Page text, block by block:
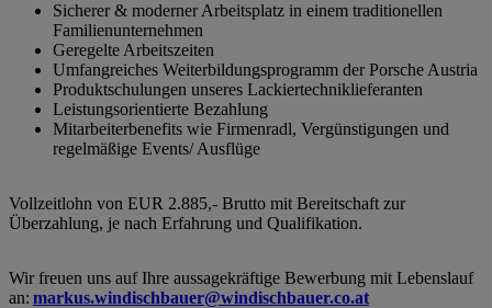
Sicherer & moderner Arbeitsplatz in einem traditionellen
Familienunternehmen
Geregelte Arbeitszeiten
Umfangreiches Weiterbildungsprogramm der Porsche Austria
Produktschulungen unseres Lackiertechniklieferanten
Leistungsorientierte Bezahlung
Mitarbeiterbenefits wie Firmenradl, Vergünstigungen und
regelmäßige Events/ Ausflüge
Vollzeitlohn von EUR 2.885,- Brutto mit Bereitschaft zur
Überzahlung, je nach Erfahrung und Qualifikation.
Wir freuen uns auf Ihre aussagekräftige Bewerbung mit Lebenslauf
an: markus.windischbauer@windischbauer.co.at